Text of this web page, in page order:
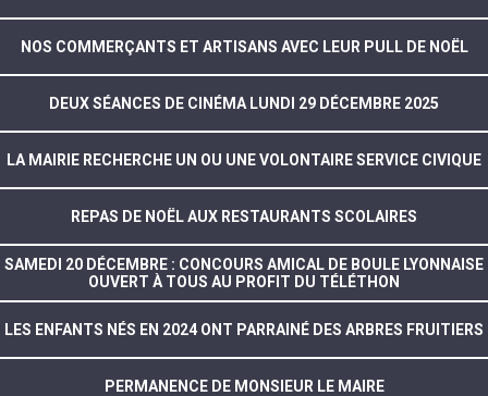
NOS COMMERÇANTS ET ARTISANS AVEC LEUR PULL DE NOËL
DEUX SÉANCES DE CINÉMA LUNDI 29 DÉCEMBRE 2025
LA MAIRIE RECHERCHE UN OU UNE VOLONTAIRE SERVICE CIVIQUE
REPAS DE NOËL AUX RESTAURANTS SCOLAIRES
SAMEDI 20 DÉCEMBRE : CONCOURS AMICAL DE BOULE LYONNAISE
OUVERT À TOUS AU PROFIT DU TÉLÉTHON
LES ENFANTS NÉS EN 2024 ONT PARRAINÉ DES ARBRES FRUITIERS
PERMANENCE DE MONSIEUR LE MAIRE